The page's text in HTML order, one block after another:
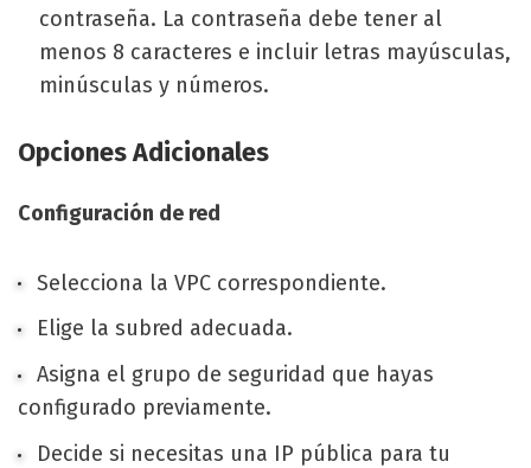
contraseña. La contraseña debe tener al
menos 8 caracteres e incluir letras mayúsculas,
minúsculas y números.
Opciones Adicionales
Configuración de red
Selecciona la VPC correspondiente.
Elige la subred adecuada.
Asigna el grupo de seguridad que hayas
configurado previamente.
Decide si necesitas una IP pública para tu